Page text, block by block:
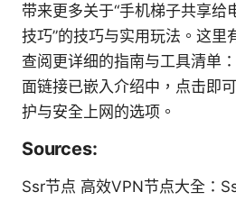
带来更多关于“手机梯子共享给
技巧”的技巧与实用玩法。这里
查阅更详细的指南与工具清单
面链接已嵌入介绍中，点击即
护与安全上网的选项。
Sources:
Ssr节点 高效VPN节点大全：